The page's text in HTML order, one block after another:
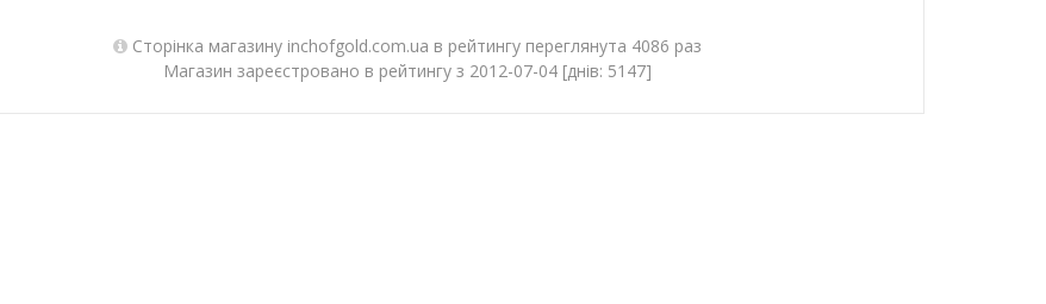
Сторінка магазину inchofgold.com.ua в рейтингу переглянута 4086 раз
Магазин зареєстровано в рейтингу з 2012-07-04 [днів: 5147]